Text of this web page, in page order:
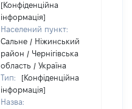
[Конфіденційна
інформація]
Населений пункт:
Сальне / Ніжинський
район / Чернігівська
область / Україна
Тип:
[Конфіденційна
інформація]
Назва: